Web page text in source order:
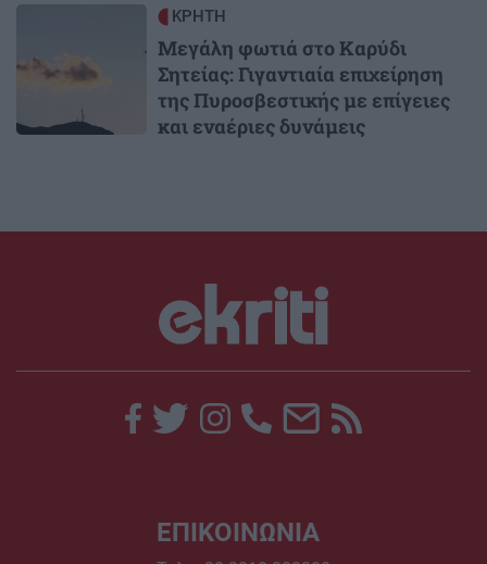
ΚΡΗΤΗ
Μεγάλη φωτιά στο Καρύδι
Σητείας: Γιγαντιαία επιχείρηση
της Πυροσβεστικής με επίγειες
και εναέριες δυνάμεις
ΕΠΙΚΟΙΝΩΝΙΑ